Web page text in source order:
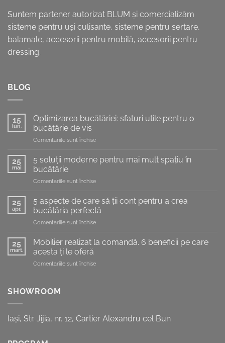
Suntem partener autorizat BLUM și comercializăm
sisteme pentru uşi culisante, sisteme pentru sertare,
balamale, accesorii pentru mobilă, accesorii pentru
dressing.
BLOG
15
iun.
Optimizarea bucătăriei: sfaturi utile pentru o
bucătărie de vis
Comentariile sunt închisepentru
bucătăriei:
sfaturi
pentru
bucătărie
de
25
mai
5 soluții moderne pentru mai mult spațiu în
bucătărie
Comentariile sunt închisepentru
soluții
moderne
pentru
mai
spațiu
25
apr.
5 aspecte de care să ții cont pentru a crea
bucătăria perfectă
Comentariile sunt închisepentru
aspecte
de
să
bucătăria
25
mart.
Mobilier realizat la comandă. 6 beneficii pe care
acesta ți le oferă
Comentariile sunt închisepentru
beneficii
pe
SHOWROOM
Iași, Str. Jijia, nr. 12, Cartier Alexandru cel Bun